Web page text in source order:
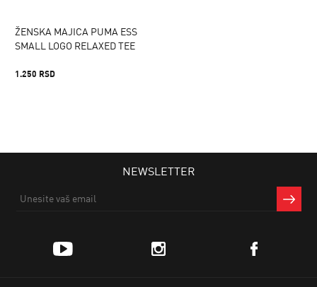
ŽENSKA MAJICA PUMA ESS
SMALL LOGO RELAXED TEE
1.250 RSD
NEWSLETTER